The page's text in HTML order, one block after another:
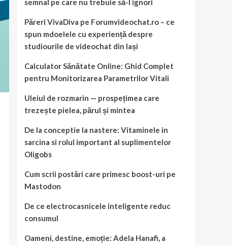
semnal pe care nu trebuie să-l ignori
Păreri VivaDiva pe Forumvideochat.ro – ce
spun mdoelele cu experiență despre
studiourile de videochat din Iași
Calculator Sănătate Online: Ghid Complet
pentru Monitorizarea Parametrilor Vitali
Uleiul de rozmarin — prospețimea care
trezește pielea, părul și mintea
De la conceptie la nastere: Vitaminele in
sarcina si rolul important al suplimentelor
Oligobs
Cum scrii postări care primesc boost-uri pe
Mastodon
De ce electrocasnicele inteligente reduc
consumul
Oameni, destine, emoție: Adela Hanafi, a